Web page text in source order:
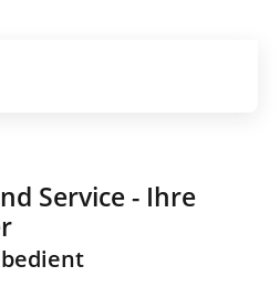
Service - Ihre